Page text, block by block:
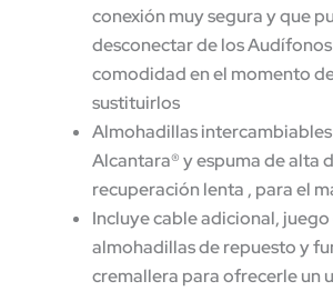
conexión muy segura y que
desconectar de los
comodidad en el momento
sustituirlos
Almohadillas
Alcantara® y espuma de alta
recuperación lenta , para el
Incluye cable adicional,
almohadillas de repuesto y
cremallera para ofrecerle un